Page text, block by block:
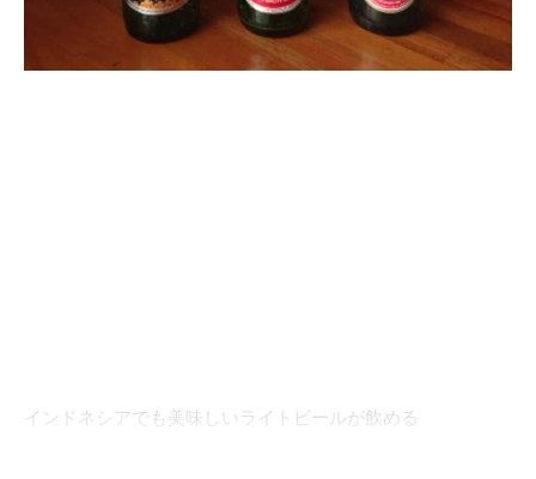
インドネシアでも美味しいライトビールが飲める